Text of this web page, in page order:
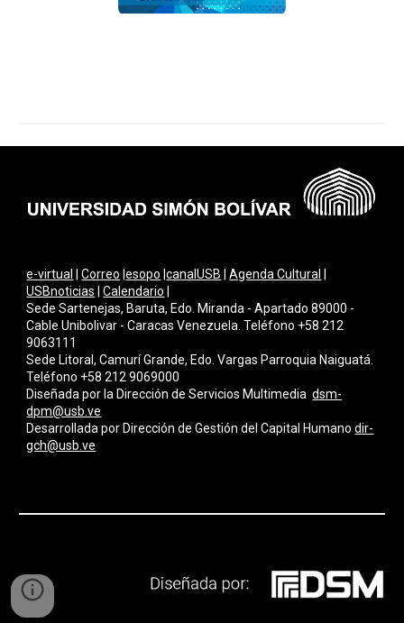
e-virtual |Correo |esopo |canalUSB |Agenda Cultural
USBnoticias |Calendario
Sede Sartenejas, Baruta, Edo. Miranda - Apartado 89000 -
Cable Unibolivar - Caracas Venezuela. Teléfono +58 212
9063111
Sede Litoral, Camurí Grande, Edo. Vargas Parroquia Naiguatá.
Teléfono +58 212 9069000
Diseñada por la Dirección de Servicios Multimediadsm-
dpm@usb.ve
Desarrollada por Dirección de Gestión del Capital Humano dir-
gch@usb.ve